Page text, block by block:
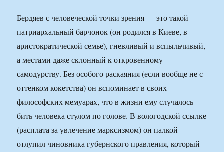
Бердяев с человеческой точки зрения — это такой
патриархальный барчонок (он родился в Киеве, в
аристократической семье), гневливый и вспыльчивый,
а местами даже склонный к откровенному
самодурству. Без особого раскаяния (если вообще не с
оттенком кокетства) он вспоминает в своих
философских мемуарах, что в жизни ему случалось
бить человека стулом по голове. В вологодской ссылке
(расплата за увлечение марксизмом) он палкой
отлупил чиновника губернского правления, который